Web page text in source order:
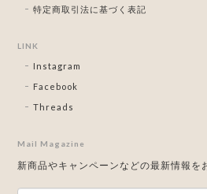
特定商取引法に基づく表記
LINK
Instagram
Facebook
Threads
Mail Magazine
新商品やキャンペーンなどの最新情報を